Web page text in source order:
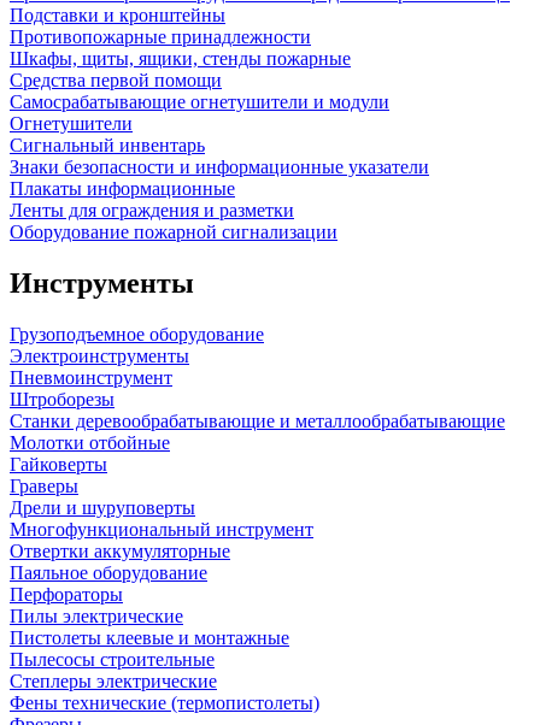
Подставки и кронштейны
Противопожарные принадлежности
Шкафы, щиты, ящики, стенды пожарные
Средства первой помощи
Самосрабатывающие огнетушители и модули
Огнетушители
Сигнальный инвентарь
Знаки безопасности и информационные указатели
Плакаты информационные
Ленты для ограждения и разметки
Оборудование пожарной сигнализации
Инструменты
Грузоподъемное оборудование
Электроинструменты
Пневмоинструмент
Штроборезы
Станки деревообрабатывающие и металлообрабатывающие
Молотки отбойные
Гайковерты
Граверы
Дрели и шуруповерты
Многофункциональный инструмент
Отвертки аккумуляторные
Паяльное оборудование
Перфораторы
Пилы электрические
Пистолеты клеевые и монтажные
Пылесосы строительные
Степлеры электрические
Фены технические (термопистолеты)